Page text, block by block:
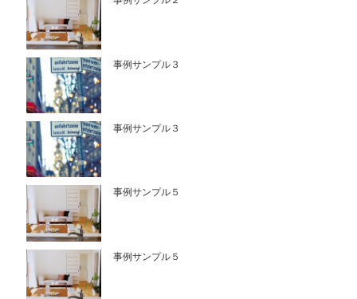
事例サンプル３
事例サンプル３
事例サンプル５
事例サンプル５